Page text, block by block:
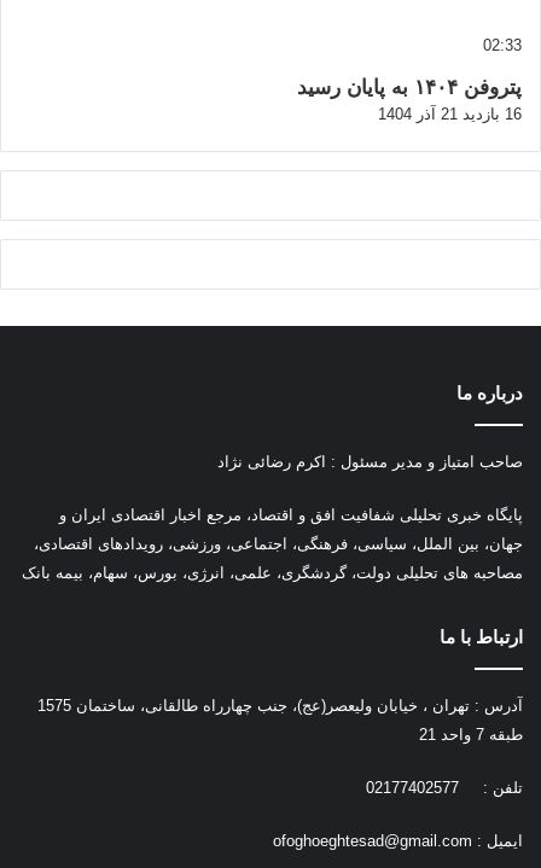
02:33
پتروفن ۱۴۰۴ به پایان رسید
16 بازدید 21 آذر 1404
درباره ما
صاحب امتیاز و مدیر مسئول : اکرم رضائی نژاد
پایگاه خبری تحلیلی شفافیت افق و اقتصاد، مرجع اخبار اقتصادی ایران و
جهان، بین الملل، سیاسی، فرهنگی، اجتماعی، ورزشی، رویدادهای اقتصادی،
مصاحبه های تحلیلی دولت، گردشگری، علمی، انرژی، بورس، سهام، بیمه بانک
ارتباط با ما
آدرس : تهران ، خیابان ولیعصر(عج)، جنب چهارراه طالقانی، ساختمان 1575
طبقه 7 واحد 21
تلفن : 02177402577
ایمیل : ofoghoeghtesad@gmail.com